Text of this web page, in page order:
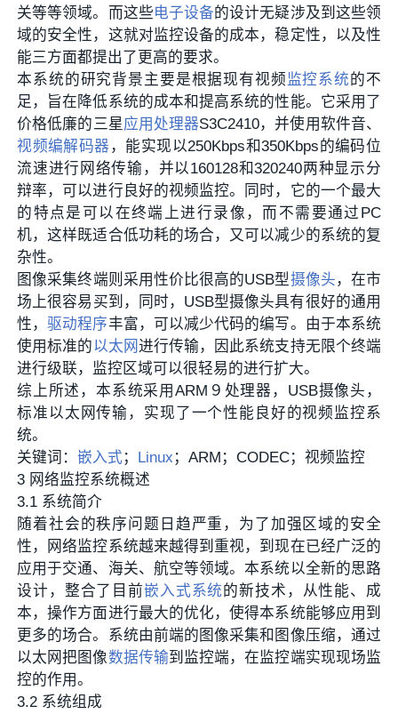
关等等领域。而这些电子设备的设计无疑涉及到这些领
域的安全性，这就对监控设备的成本，稳定性，以及性
能三方面都提出了更高的要求。
本系统的研究背景主要是根据现有视频 监控系统的不
足，旨在降低系统的成本和提高系统的性能。它采用了
价格低廉的三星应用处理器S3C2410，并使用软件音、
视频编解码器 ，能实现以250Kbps和350Kbps的编码位
流速进行网络传输，并以160128和320240两种显示分
辩率，可以进行良好的视频监控。同时，它的一个最大
的特点是可以在终端上进行录像，而不需要通过PC
机，这样既适合低功耗的场合，又可以减少的系统的复
杂性。
图像采集终端则采用性价比很高的USB型摄像头 ，在市
场上很容易买到，同时，USB型摄像头具有很好的通用
性，驱动程序丰富，可以减少代码的编写。由于本系统
使用标准的以太网进行传输，因此系统支持无限个终端
进行级联，监控区域可以很轻易的进行扩大。
综上所述，本系统采用ARM９处理器，USB摄像头，
标准以太网传输，实现了一个性能良好的视频监控系
统。
关键词：嵌入式 ； Linux ；ARM；CODEC；视频监控
3 网络监控系统概述
3.1 系统简介
随着社会的秩序问题日趋严重，为了加强区域的安全
性，网络监控系统越来越得到重视，到现在已经广泛的
应用于交通、海关、航空等领域。本系统以全新的思路
设计，整合了目前嵌入式系统的新技术，从性能、成
本，操作方面进行最大的优化，使得本系统能够应用到
更多的场合。系统由前端的图像采集和图像压缩，通过
以太网把图像数据传输到监控端，在监控端实现现场监
控的作用。
3.2 系统组成